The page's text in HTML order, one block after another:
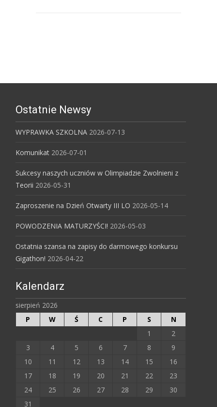
Ostatnie Newsy
WYPRAWKA SZKOLNA 2026-07-13
Komunikat 2026-07-01
Sukcesy naszych uczniów w Olimpiadzie Zwolnieni z
Teorii 2026-05-31
Zaproszenie na Dzień Otwarty III LO 2026-05-14
POWODZENIA MATURZYŚCI! 2026-05-03
Ostatnia szansa na zapisy do darmowego konkursu
Gigathon! 2026-04-22
Kalendarz
sierpień 2026
P
W Ś C P S
N
1
2
3
4 5 6 7 8
9
10
11 12 13 14 15
16
17
18 19 20 21 22
23
24
25 26 27 28 29
30
31